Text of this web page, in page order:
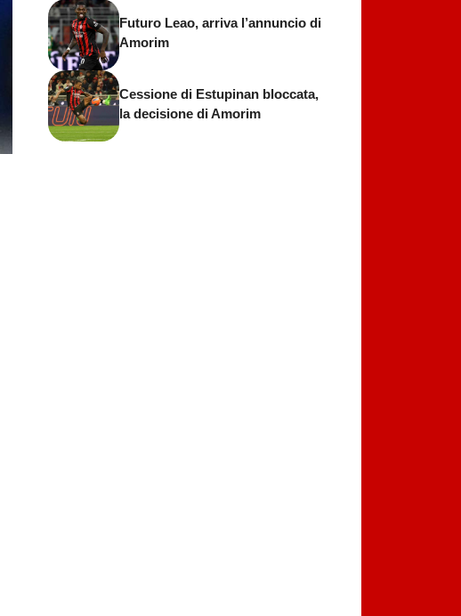
Futuro Leao, arriva l’annuncio di
Amorim
Cessione di Estupinan bloccata,
la decisione di Amorim